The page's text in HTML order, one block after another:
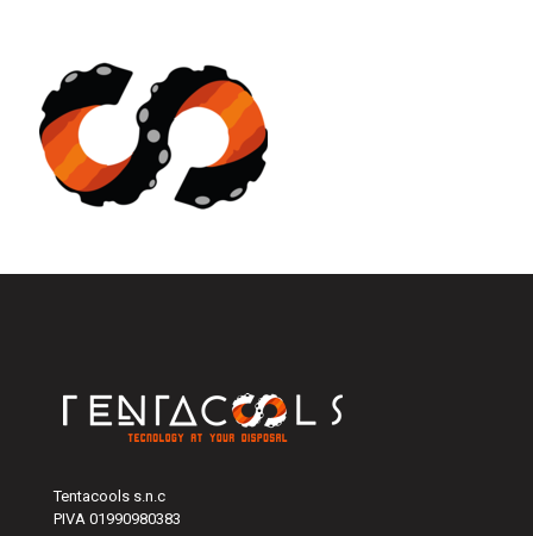
Tentacools s.n.c
PIVA 01990980383